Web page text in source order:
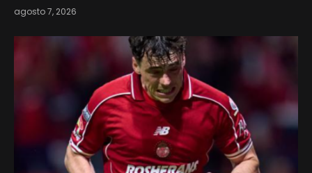
agosto 7, 2026